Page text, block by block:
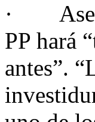
·
PP hará
antes”.